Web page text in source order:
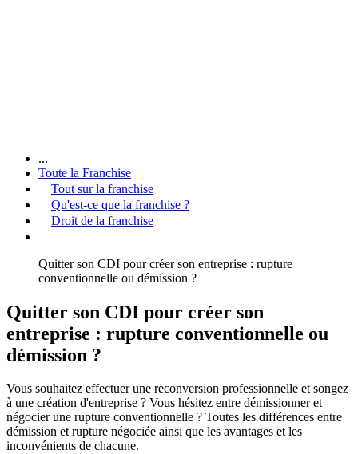
...
Toute la Franchise
Tout sur la franchise
Qu'est-ce que la franchise ?
Droit de la franchise
Quitter son CDI pour créer son entreprise : rupture
conventionnelle ou démission ?
Quitter son CDI pour créer son
entreprise : rupture conventionnelle ou
démission ?
Vous souhaitez effectuer une reconversion professionnelle et songez
à une création d'entreprise ? Vous hésitez entre démissionner et
négocier une rupture conventionnelle ? Toutes les différences entre
démission et rupture négociée ainsi que les avantages et les
inconvénients de chacune.